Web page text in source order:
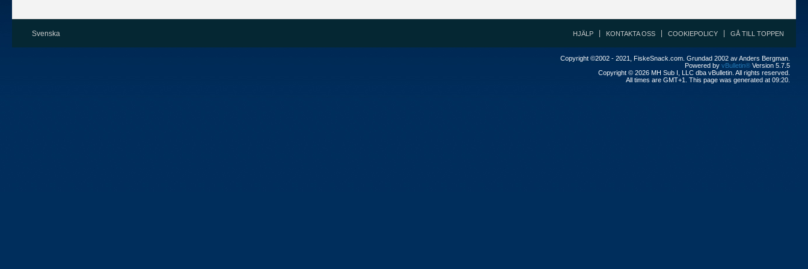
Svenska HJÄLP KONTAKTA OSS COOKIEPOLICY GÅ TILL TOPPEN
Copyright ©2002 - 2021, FiskeSnack.com. Grundad 2002 av Anders Bergman.
Powered by vBulletin® Version 5.7.5
Copyright © 2026 MH Sub I, LLC dba vBulletin. All rights reserved.
All times are GMT+1. This page was generated at 09:20.